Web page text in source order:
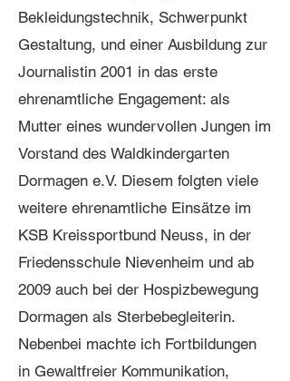
Bekleidungstechnik, Schwerpunkt
Gestaltung, und einer Ausbildung zur
Journalistin 2001 in das erste
ehrenamtliche Engagement: als
Mutter eines wundervollen Jungen im
Vorstand des Waldkindergarten
Dormagen e.V. Diesem folgten viele
weitere ehrenamtliche Einsätze im
KSB Kreissportbund Neuss, in der
Friedensschule Nievenheim und ab
2009 auch bei der Hospizbewegung
Dormagen als Sterbebegleiterin.
Nebenbei machte ich Fortbildungen
in Gewaltfreier Kommunikation,